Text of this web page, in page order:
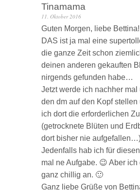
Tinamama
11. Oktober 2016
Guten Morgen, liebe
DAS ist ja mal eine
die ganze Zeit schon
deinen anderen gekauften
nirgends gefunden habe…
Jetzt werde ich nachher
den dm auf den Kopf stellen
ich dort die erforderlichen
(getrocknete Blüten und
dort bisher nie
Jedenfalls hab ich für
mal ne Aufgabe. 😉 Aber
ganz chillig an. 🙂
Ganz liebe Grüße von